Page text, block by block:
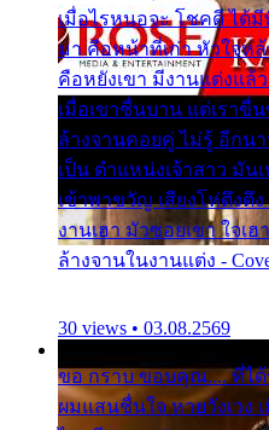
เมื่อไรหนอจะ โชคดี ได้
มา คือหน้าที่เก่า หัวใจห
คือหยังเขา มีงานแต่งแล้
เมื่อเขาชื่นบาน แต่เราขื่
ล้างจานคอยคู่ ไม่รู้ อีกน
เป็น ตำแหน่งเจ้าสาว มั
เข้าพาขวัญ เสียงโห่ตึงตึ
งานเฮา มัวซอยเขา ใจ
ล้างจานในงานแต่ง -
30 views • 03.08.2569
ขอ กราบ ขอบคุณ.... ที่ไ
ผมแสนชื่นใจ หายวังเวง